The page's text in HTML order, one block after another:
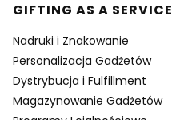
GIFTING AS A SERVICE
Nadruki i Znakowanie
Personalizacja Gadżetów
Dystrybucja i Fulfillment
Magazynowanie Gadżetów